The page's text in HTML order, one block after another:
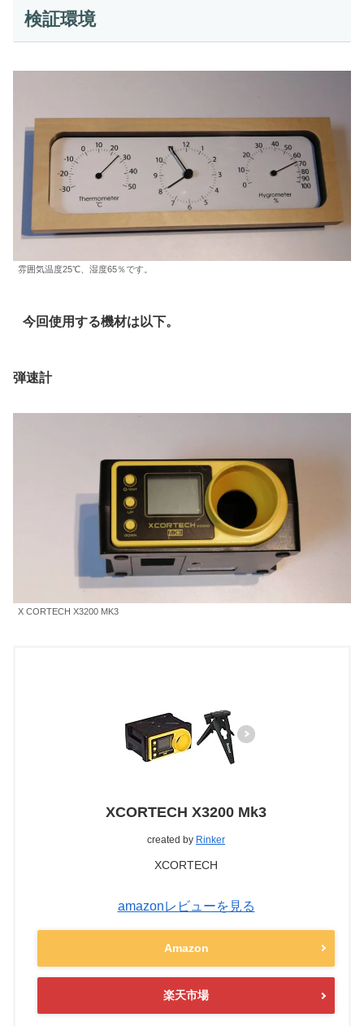
検証環境
雰囲気温度25℃、湿度65％です。
今回使用する機材は以下。
弾速計
X CORTECH X3200 MK3
XCORTECH X3200 Mk3
created by Rinker
XCORTECH
amazonレビューを見る
Amazon
楽天市場